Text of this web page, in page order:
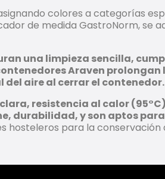
colores a categorías
de medida GastroNorm, se
una limpieza sencilla,
Araven
aire al cerrar el contenedor.
resistencia al calor
durabilidad, y son aptos
hosteleros para la conservación